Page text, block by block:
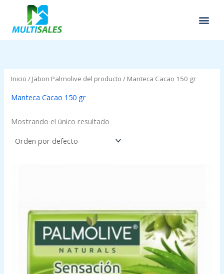
contenido
Inicio / Jabon Palmolive del producto / Manteca Cacao 150 gr
Manteca Cacao 150 gr
Mostrando el único resultado